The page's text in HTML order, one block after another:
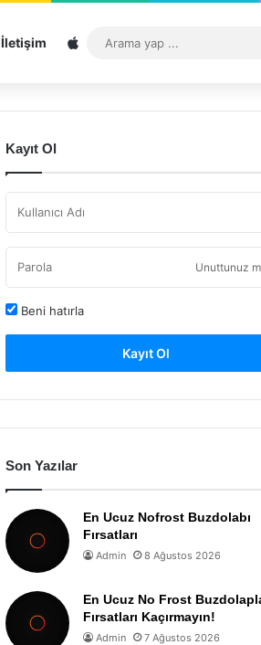
İletişim Sitemap
Kayıt Ol
Unuttunuz
Beni hatırla
Kayıt Ol
Son Yazılar
En Ucuz Nofrost Buzdolabı
Fırsatları
Admin 8 Ağustos 2026
En Ucuz No Frost
Fırsatları Kaçırmayın!
Admin 7 Ağustos 2026